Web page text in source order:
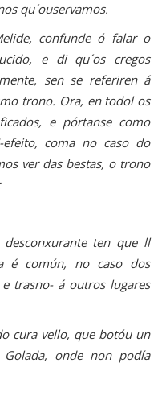
qu´ouservamos.
confunde ó falar o
e di qu´os cregos
sen se referiren á
trono. Ora, en todol os
e pórtanse como
efeito, coma no caso do
ver das bestas, o trono
desconxurante ten que ll
é común, no caso dos
trasno- á outros lugares
cura vello, que botóu un
onde non podía